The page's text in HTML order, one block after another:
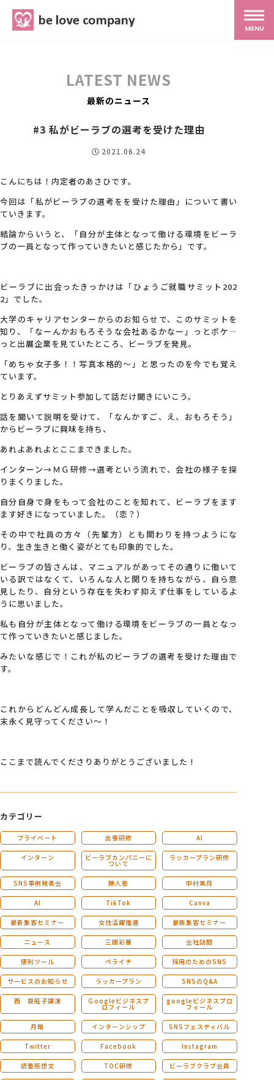
MENU
MG研修
スタッフ紹介
会社概要
アクセス
採用情報
お問い合わせ
LATEST NEWS
最新のニュース
#3 私がビーラブの選考を受けた理由
2021.06.24
こんにちは！内定者のあさひです。
今回は「私がビーラブの選考をを受けた理由」について書い
ていきます。
結論からいうと、「自分が主体となって働ける環境をビーラ
ブの一員となって作っていきたいと感じたから」です。
ビーラブに出会ったきっかけは「ひょうご就職サミット202
2」でした。
大学のキャリアセンターからのお知らせで、このサミットを
知り、「なーんかおもろそうな会社あるかなー」っとポケ―
っと出展企業を見ていたところ、ビーラブを発見。
「めちゃ女子多！！写真本格的～」と思ったのを今でも覚え
ています。
とりあえずサミット参加して話だけ聞きにいこう。
話を聞いて説明を受けて、「なんかすご、え、おもろそう」
からビーラブに興味を持ち、
あれよあれよとここまできました。
インターン→ＭＧ研修→選考という流れで、会社の様子を探
りまくりました。
自分自身で身をもって会社のことを知れて、ビーラブをます
ます好きになっていました。（恋？）
その中で社員の方々（先輩方）とも関わりを持つようにな
り、生き生きと働く姿がとても印象的でした。
ビーラブの皆さんは、マニュアルがあってその通りに働いて
いる訳ではなくて、いろんな人と関りを持ちながら、自ら意
見したり、自分という存在を失わず抑えず仕事をしているよ
うに思いました。
私も自分が主体となって働ける環境をビーラブの一員となっ
て作っていきたいと感じました。
みたいな感じで！これが私のビーラブの選考を受けた理由で
す。
これからどんどん成長して学んだことを吸収していくので、
末永く見守ってください～！
ここまで読んでくださりありがとうございました！
カテゴリー
プライベート 出張研修 AI
インターン ビーラブカンパニーに
ついて
ラッカープラン研修
SNS事例発表会 勝人塾 中村美月
AI TikTok Canva
最新集客セミナー 女性活躍推進 最新集客セミナー
ニュース 三國彩華 会社訪問
便利ツール ペライチ 採用のためのSNS
サービスのお知らせ ラッカープラン SNSのQ&A
西 良旺子講演 Ｇoogleビジネスプ
ロフィール
googleビジネスプロ
フィール
月報 インターンシップ SNSフェスティバル
Twitter Facebook Instagram
読書感想文 TOC研修 ビーラブクラブ会員